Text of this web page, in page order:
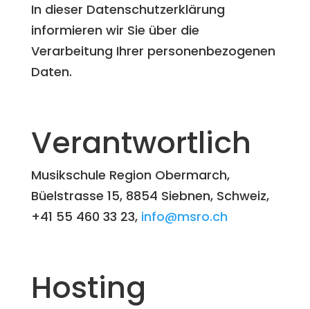
In dieser Datenschutzerklärung
informieren wir Sie über die
Verarbeitung Ihrer personenbezogenen
Daten.
Verantwortlich
Musikschule Region Obermarch,
Büelstrasse 15, 8854 Siebnen, Schweiz,
+41 55 460 33 23, info@msro.ch
Hosting